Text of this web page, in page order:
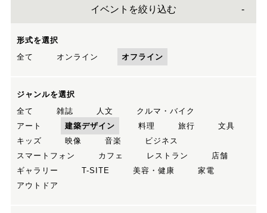
イベントを絞り込む
形式を選択
全て
オンライン オフライン
ジャンルを選択
全て
雑誌 人文
クルマ・バイク
アート
建築デザイン 料理 旅行
文具
キッズ
映像 音楽
ビジネス
スマートフォン
カフェ レストラン
店舗
ギャラリー
T-SITE 美容・健康
家電
アウトドア